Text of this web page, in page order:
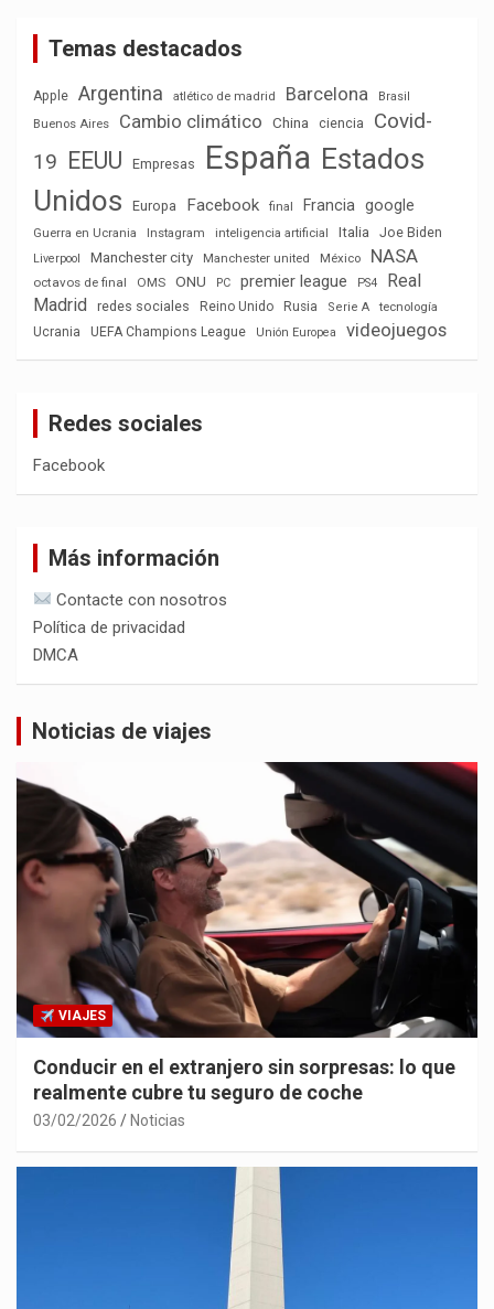
Temas destacados
Apple Argentina atlético de madrid Barcelona
Brasil
Buenos Aires
Cambio climático China ciencia
Covid-
19 EEUU Empresas España Estados
Unidos
Europa Facebook final Francia google
Guerra en Ucrania Instagram inteligencia artificial Italia Joe Biden
Liverpool Manchester city Manchester united México NASA
octavos de final OMS ONU PC premier league PS4
Real
Madrid
redes sociales Reino Unido Rusia Serie A
tecnología
Ucrania
UEFA Champions League Unión Europea videojuegos
Redes sociales
Facebook
Más información
Contacte con nosotros
Política de privacidad
DMCA
Noticias de viajes
VIAJES
Conducir en el extranjero sin sorpresas: lo que
realmente cubre tu seguro de coche
03/02/2026 Noticias